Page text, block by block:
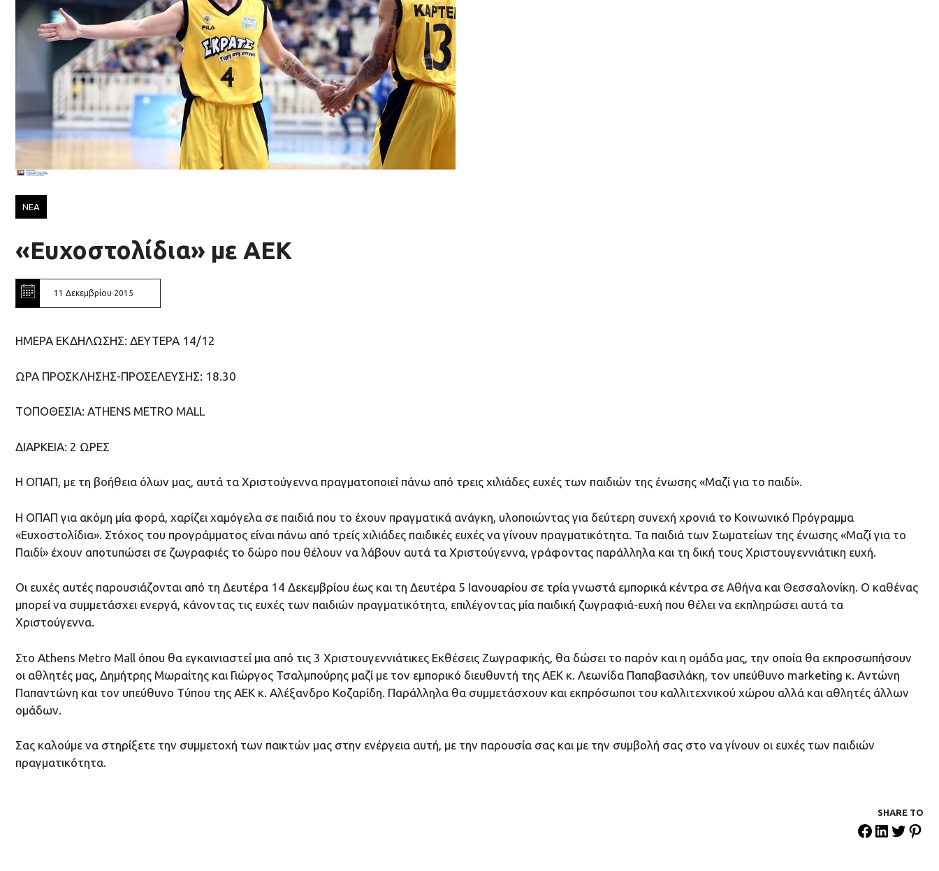
ΝΕΑ
«Ευχοστολίδια» με ΑΕΚ
11 Δεκεμβρίου 2015
ΗΜΕΡΑ ΕΚΔΗΛΩΣΗΣ: ΔΕΥΤΕΡΑ 14/12
ΩΡΑ ΠΡΟΣΚΛΗΣΗΣ-ΠΡΟΣΕΛΕΥΣΗΣ: 18.30
ΤΟΠΟΘΕΣΙΑ: ATHENS METRO MALL
ΔΙΑΡΚΕΙΑ: 2 ΩΡΕΣ
Η ΟΠΑΠ, με τη βοήθεια όλων μας, αυτά τα Χριστούγεννα πραγματοποιεί πάνω από τρεις χιλιάδες ευχές των παιδιών της ένωσης «Μαζί για το παιδί».
Η ΟΠΑΠ για ακόμη μία φορά, χαρίζει χαμόγελα σε παιδιά που το έχουν πραγματικά ανάγκη, υλοποιώντας για δεύτερη συνεχή χρονιά το Κοινωνικό Πρόγραμμα
«Ευχοστολίδια». Στόχος του προγράμματος είναι πάνω από τρείς χιλιάδες παιδικές ευχές να γίνουν πραγματικότητα. Τα παιδιά των Σωματείων της ένωσης «Μαζί για το
Παιδί» έχουν αποτυπώσει σε ζωγραφιές το δώρο που θέλουν να λάβουν αυτά τα Χριστούγεννα, γράφοντας παράλληλα και τη δική τους Χριστουγεννιάτικη ευχή.
Οι ευχές αυτές παρουσιάζονται από τη Δευτέρα 14 Δεκεμβρίου έως και τη Δευτέρα 5 Ιανουαρίου σε τρία γνωστά εμπορικά κέντρα σε Αθήνα και Θεσσαλονίκη. Ο καθένας
μπορεί να συμμετάσχει ενεργά, κάνοντας τις ευχές των παιδιών πραγματικότητα, επιλέγοντας μία παιδική ζωγραφιά-ευχή που θέλει να εκπληρώσει αυτά τα
Χριστούγεννα.
Στο Athens Metro Mall όπου θα εγκαινιαστεί μια από τις 3 Χριστουγεννιάτικες Εκθέσεις Ζωγραφικής, θα δώσει το παρόν και η ομάδα μας, την οποία θα εκπροσωπήσουν
οι αθλητές μας, Δημήτρης Μωραίτης και Γιώργος Τσαλμπούρης μαζί με τον εμπορικό διευθυντή της ΑΕΚ κ. Λεωνίδα Παπαβασιλάκη, τον υπεύθυνο marketing κ. Αντώνη
Παπαντώνη και τον υπεύθυνο Tύπου της ΑΕΚ κ. Αλέξανδρο Κοζαρίδη. Παράλληλα θα συμμετάσχουν και εκπρόσωποι του καλλιτεχνικού χώρου αλλά και αθλητές άλλων
ομάδων.
Σας καλούμε να στηρίξετε την συμμετοχή των παικτών μας στην ενέργεια αυτή, με την παρουσία σας και με την συμβολή σας στο να γίνουν οι ευχές των παιδιών
πραγματικότητα.
SHARE ΤΟ